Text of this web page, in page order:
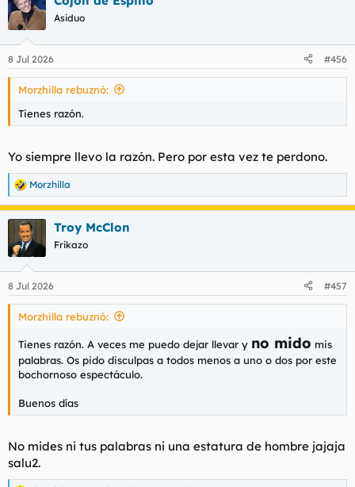
c
i
e
s
Asiduo
8 Jul 2026 #456
Morzhilla rebuznó:
Tienes razón.
Yo siempre llevo la razón. Pero por esta vez te perdono.
R
e
a
c
i
e
s
Morzhilla
Troy McClon
Frikazo
8 Jul 2026 #457
Morzhilla rebuznó:
Tienes razón. A veces me puedo dejar llevar y no mido mis
palabras. Os pido disculpas a todos menos a uno o dos por este
bochornoso espectáculo.
Buenos días
No mides ni tus palabras ni una estatura de hombre jajaja
salu2.